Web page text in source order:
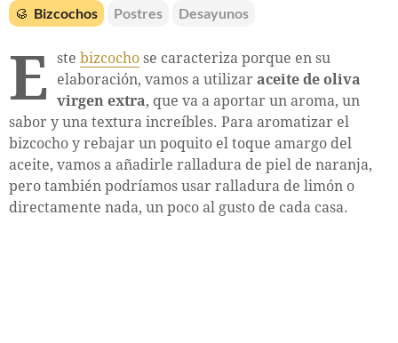
🥮 Bizcochos Postres Desayunos
E ste bizcocho se caracteriza porque en su
elaboración, vamos a utilizar aceite de oliva
virgen extra, que va a aportar un aroma, un
sabor y una textura increíbles. Para aromatizar el
bizcocho y rebajar un poquito el toque amargo del
aceite, vamos a añadirle ralladura de piel de naranja,
pero también podríamos usar ralladura de limón o
directamente nada, un poco al gusto de cada casa.